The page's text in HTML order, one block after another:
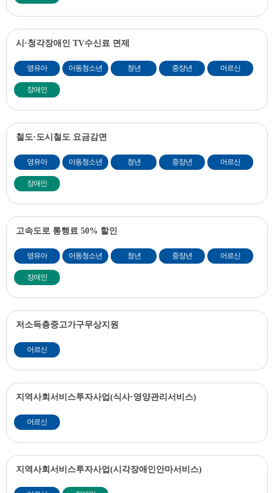
시·청각장애인 TV수신료 면제
영유아 아동청소년 청년 중장년 어르신
장애인
철도·도시철도 요금감면
영유아 아동청소년 청년 중장년 어르신
장애인
고속도로 통행료 50% 할인
영유아 아동청소년 청년 중장년 어르신
장애인
저소득층중고가구무상지원
어르신
지역사회서비스투자사업(식사·영양관리서비스)
어르신
지역사회서비스투자사업(시각장애인안마서비스)